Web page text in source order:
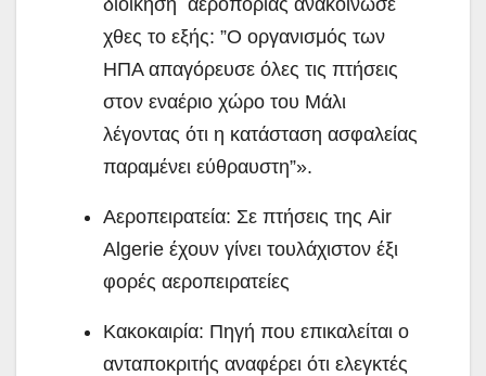
χθες το εξής: ”Ο οργανισμός των
ΗΠΑ απαγόρευσε όλες τις πτήσεις
στον εναέριο χώρο του Μάλι
λέγοντας ότι η κατάσταση ασφαλείας
παραμένει εύθραυστη”».
Αεροπειρατεία: Σε πτήσεις της Air
Algerie έχουν γίνει τουλάχιστον έξι
φορές αεροπειρατείες
Κακοκαιρία: Πηγή που επικαλείται ο
ανταποκριτής αναφέρει ότι ελεγκτές